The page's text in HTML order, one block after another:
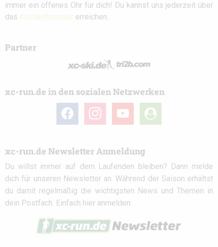
immer ein offenes Ohr für dich! Du kannst uns jederzeit über
das Kontaktformular erreichen.
Partner
xc-run.de in den sozialen Netzwerken
facebook instagramyoutube
user-
circle
xc-run.de Newsletter Anmeldung
Du willst immer auf dem Laufenden bleiben? Dann melde
dich für unseren Newsletter an. Während der Saison erhältst
du damit regelmäßig die wichtigsten News und Themen in
dein Postfach. Einfach hier anmelden: